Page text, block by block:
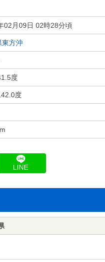
02月09日 02時28分頃
東方沖
度
度
LINE